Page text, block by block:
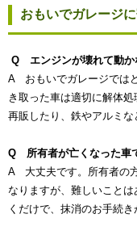
おもいでガレージ
Q エンジンが壊れて動か
A おもいでガレージでは
き取った車は適切に解体
再販したり、鉄やアルミな
Q 所有者が亡くなった車
A 大丈夫です。所有者の
なりますが、難しいこと
くだけで、抹消のお手続き